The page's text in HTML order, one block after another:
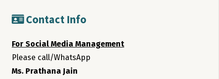
Contact Info
For Social Media Management
Please call/WhatsApp
Ms. Prathana Jain